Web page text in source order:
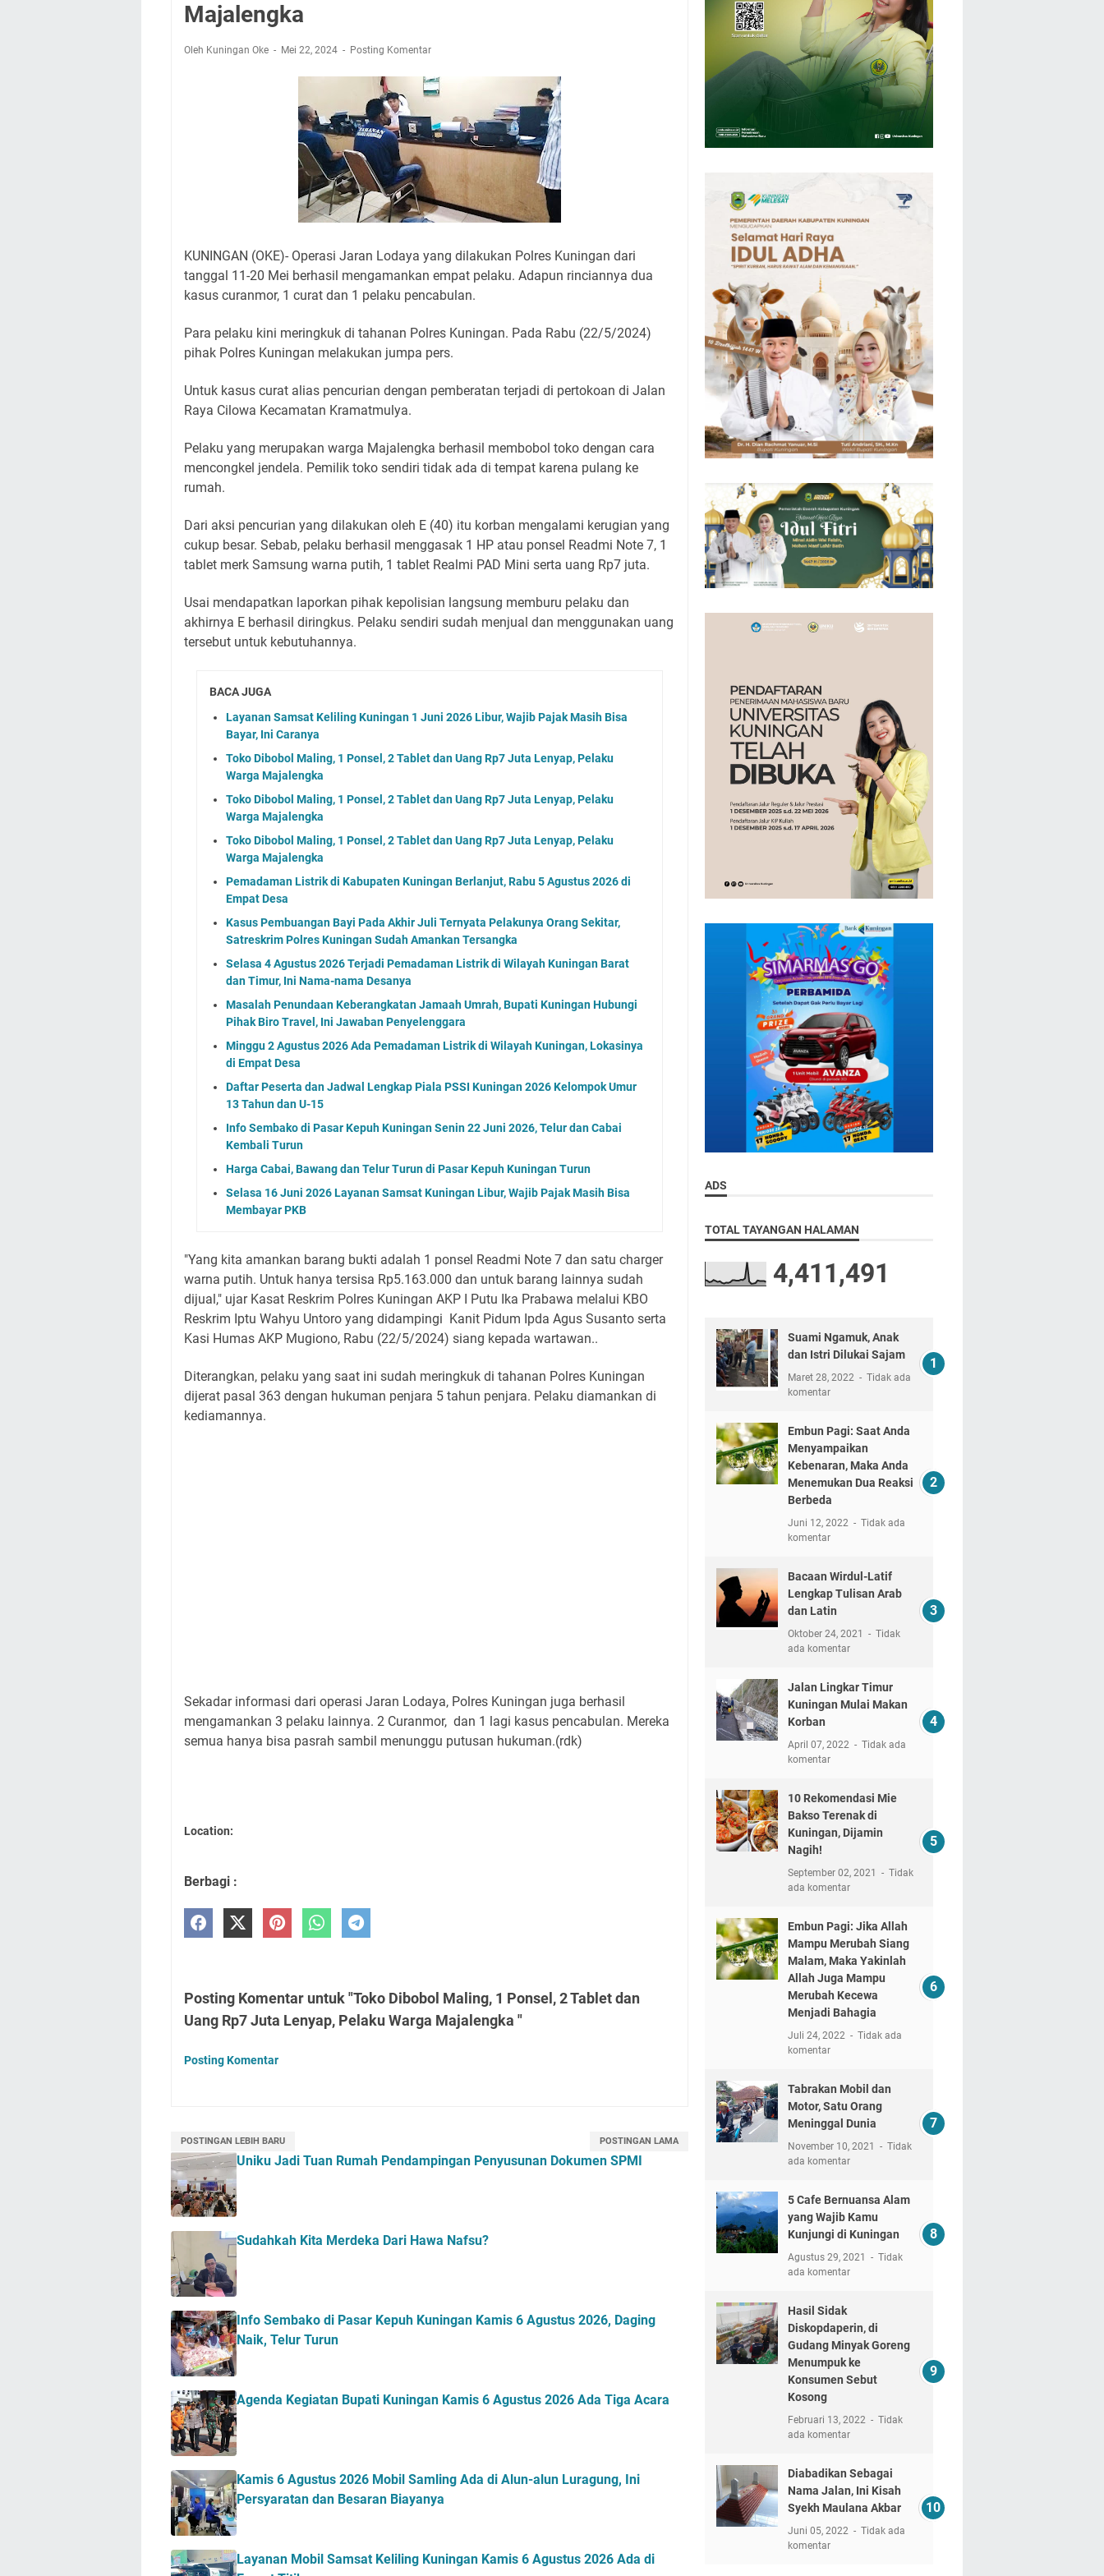
Agenda Kegiatan Bupati, Wabup dan Sekda Kuningan Rabu 5 Agustus 2026 Masing-masing
Uniku Jadi Tuan Rumah Pendampingan Penyusunan Dokumen SPMI
Sudahkah Kita Merdeka Dari Hawa Nafsu?
Info Sembako di Pasar Kepuh Kuningan Kamis 6 Agustus 2026, Daging Naik, Telur Turun
Majalengka
Oleh Kuningan Oke Mei 22, 2024 Posting Komentar
KUNINGAN (OKE)- Operasi Jaran Lodaya yang dilakukan Polres Kuningan dari
tanggal 11-20 Mei berhasil mengamankan empat pelaku. Adapun rinciannya dua
kasus curanmor, 1 curat dan 1 pelaku pencabulan.
Para pelaku kini meringkuk di tahanan Polres Kuningan. Pada Rabu (22/5/2024)
pihak Polres Kuningan melakukan jumpa pers.
Untuk kasus curat alias pencurian dengan pemberatan terjadi di pertokoan di Jalan
Raya Cilowa Kecamatan Kramatmulya.
Pelaku yang merupakan warga Majalengka berhasil membobol toko dengan cara
mencongkel jendela. Pemilik toko sendiri tidak ada di tempat karena pulang ke
rumah.
Dari aksi pencurian yang dilakukan oleh E (40) itu korban mengalami kerugian yang
cukup besar. Sebab, pelaku berhasil menggasak 1 HP atau ponsel Readmi Note 7, 1
tablet merk Samsung warna putih, 1 tablet Realmi PAD Mini serta uang Rp7 juta.
Usai mendapatkan laporkan pihak kepolisian langsung memburu pelaku dan
akhirnya E berhasil diringkus. Pelaku sendiri sudah menjual dan menggunakan uang
tersebut untuk kebutuhannya.
BACA JUGA
Layanan Samsat Keliling Kuningan 1 Juni 2026 Libur, Wajib Pajak Masih Bisa
Bayar, Ini Caranya
Toko Dibobol Maling, 1 Ponsel, 2 Tablet dan Uang Rp7 Juta Lenyap, Pelaku
Warga Majalengka
Toko Dibobol Maling, 1 Ponsel, 2 Tablet dan Uang Rp7 Juta Lenyap, Pelaku
Warga Majalengka
Toko Dibobol Maling, 1 Ponsel, 2 Tablet dan Uang Rp7 Juta Lenyap, Pelaku
Warga Majalengka
Pemadaman Listrik di Kabupaten Kuningan Berlanjut, Rabu 5 Agustus 2026 di
Empat Desa
Kasus Pembuangan Bayi Pada Akhir Juli Ternyata Pelakunya Orang Sekitar,
Satreskrim Polres Kuningan Sudah Amankan Tersangka
Selasa 4 Agustus 2026 Terjadi Pemadaman Listrik di Wilayah Kuningan Barat
dan Timur, Ini Nama-nama Desanya
Masalah Penundaan Keberangkatan Jamaah Umrah, Bupati Kuningan Hubungi
Pihak Biro Travel, Ini Jawaban Penyelenggara
Minggu 2 Agustus 2026 Ada Pemadaman Listrik di Wilayah Kuningan, Lokasinya
di Empat Desa
Daftar Peserta dan Jadwal Lengkap Piala PSSI Kuningan 2026 Kelompok Umur
13 Tahun dan U-15
Info Sembako di Pasar Kepuh Kuningan Senin 22 Juni 2026, Telur dan Cabai
Kembali Turun
Harga Cabai, Bawang dan Telur Turun di Pasar Kepuh Kuningan Turun
Selasa 16 Juni 2026 Layanan Samsat Kuningan Libur, Wajib Pajak Masih Bisa
Membayar PKB
"Yang kita amankan barang bukti adalah 1 ponsel Readmi Note 7 dan satu charger
warna putih. Untuk hanya tersisa Rp5.163.000 dan untuk barang lainnya sudah
dijual," ujar Kasat Reskrim Polres Kuningan AKP I Putu Ika Prabawa melalui KBO
Reskrim Iptu Wahyu Untoro yang didampingi Kanit Pidum Ipda Agus Susanto serta
Kasi Humas AKP Mugiono, Rabu (22/5/2024) siang kepada wartawan..
Diterangkan, pelaku yang saat ini sudah meringkuk di tahanan Polres Kuningan
dijerat pasal 363 dengan hukuman penjara 5 tahun penjara. Pelaku diamankan di
kediamannya.
Sekadar informasi dari operasi Jaran Lodaya, Polres Kuningan juga berhasil
mengamankan 3 pelaku lainnya. 2 Curanmor, dan 1 lagi kasus pencabulan. Mereka
semua hanya bisa pasrah sambil menunggu putusan hukuman.(rdk)
Location:
Berbagi :
Posting Komentar untuk "Toko Dibobol Maling, 1 Ponsel, 2 Tablet dan
Uang Rp7 Juta Lenyap, Pelaku Warga Majalengka "
Posting Komentar
POSTINGAN LEBIH BARU POSTINGAN LAMA
Uniku Jadi Tuan Rumah Pendampingan Penyusunan Dokumen SPMI
Sudahkah Kita Merdeka Dari Hawa Nafsu?
Info Sembako di Pasar Kepuh Kuningan Kamis 6 Agustus 2026, Daging
Naik, Telur Turun
Agenda Kegiatan Bupati Kuningan Kamis 6 Agustus 2026 Ada Tiga Acara
Kamis 6 Agustus 2026 Mobil Samling Ada di Alun-alun Luragung, Ini
Persyaratan dan Besaran Biayanya
Layanan Mobil Samsat Keliling Kuningan Kamis 6 Agustus 2026 Ada di
ADS
TOTAL TAYANGAN HALAMAN
4,411,491
Suami Ngamuk, Anak
dan Istri Dilukai Sajam
Maret 28, 2022
Tidak ada
komentar
Embun Pagi: Saat Anda
Menyampaikan
Kebenaran, Maka Anda
Menemukan Dua Reaksi
Berbeda
Juni 12, 2022
Tidak ada
komentar
Bacaan Wirdul-Latif
Lengkap Tulisan Arab
dan Latin
Oktober 24, 2021
Tidak
ada komentar
Jalan Lingkar Timur
Kuningan Mulai Makan
Korban
April 07, 2022
Tidak ada
komentar
10 Rekomendasi Mie
Bakso Terenak di
Kuningan, Dijamin
Nagih!
September 02, 2021
Tidak
ada komentar
Embun Pagi: Jika Allah
Mampu Merubah Siang
Malam, Maka Yakinlah
Allah Juga Mampu
Merubah Kecewa
Menjadi Bahagia
Juli 24, 2022
Tidak ada
komentar
Tabrakan Mobil dan
Motor, Satu Orang
Meninggal Dunia
November 10, 2021
Tidak
ada komentar
5 Cafe Bernuansa Alam
yang Wajib Kamu
Kunjungi di Kuningan
Agustus 29, 2021
Tidak
ada komentar
Hasil Sidak
Diskopdaperin, di
Gudang Minyak Goreng
Menumpuk ke
Konsumen Sebut
Kosong
Februari 13, 2022
Tidak
ada komentar
Diabadikan Sebagai
Nama Jalan, Ini Kisah
Syekh Maulana Akbar
Juni 05, 2022
Tidak ada
komentar